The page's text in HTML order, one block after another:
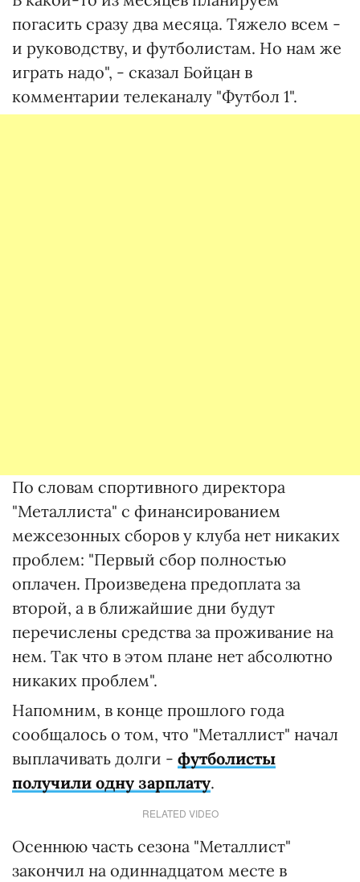
погасить сразу два месяца. Тяжело всем -
и руководству, и футболистам. Но нам же
играть надо", - сказал Бойцан в
комментарии телеканалу "Футбол 1".
По словам спортивного директора
"Металлиста" с финансированием
межсезонных сборов у клуба нет никаких
проблем: "Первый сбор полностью
оплачен. Произведена предоплата за
второй, а в ближайшие дни будут
перечислены средства за проживание на
нем. Так что в этом плане нет абсолютно
никаких проблем".
Напомним, в конце прошлого года
сообщалось о том, что "Металлист" начал
выплачивать долги - футболисты
получили одну зарплату.
RELATED VIDEO
Осеннюю часть сезона "Металлист"
закончил на одиннадцатом месте в